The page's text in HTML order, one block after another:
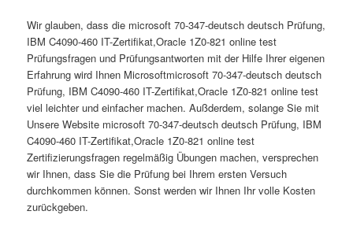
Wir glauben, dass die microsoft 70-347-deutsch deutsch Prüfung,
IBM C4090-460 IT-Zertifikat,Oracle 1Z0-821 online test
Prüfungsfragen und Prüfungsantworten mit der Hilfe Ihrer eigenen
Erfahrung wird Ihnen Microsoftmicrosoft 70-347-deutsch deutsch
Prüfung, IBM C4090-460 IT-Zertifikat,Oracle 1Z0-821 online test
viel leichter und einfacher machen. Außderdem, solange Sie mit
Unsere Website microsoft 70-347-deutsch deutsch Prüfung, IBM
C4090-460 IT-Zertifikat,Oracle 1Z0-821 online test
Zertifizierungsfragen regelmäßig Übungen machen, versprechen
wir Ihnen, dass Sie die Prüfung bei Ihrem ersten Versuch
durchkommen können. Sonst werden wir Ihnen Ihr volle Kosten
zurückgeben.